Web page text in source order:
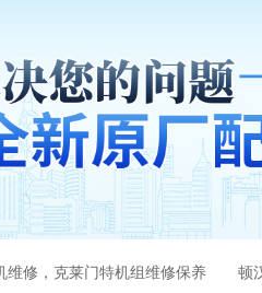
维修，克莱门特机组维修保养 顿